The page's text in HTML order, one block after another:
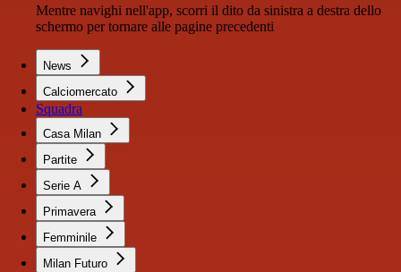
Mentre navighi nell'app, scorri il dito da sinistra a destra dello
schermo per tornare alle pagine precedenti
News
Calciomercato
Squadra
Casa Milan
Partite
Serie A
Primavera
Femminile
Milan Futuro